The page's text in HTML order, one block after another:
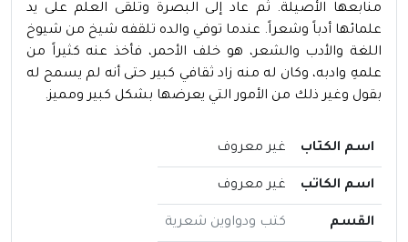
منابعها الأصيلة. ثم عاد إلى البصرة وتلقى العلم على يد
علمائها أدباً وشعراً. عندما توفي والده تلقفه شيخ من شيوخ
اللغة والأدب والشعر، هو خلف الأحمر، فأخذ عنه كثيراً من
علمهِ وادبه، وكان له منه زاد ثقافي كبير حتى أنه لم يسمح له
بقول وغير ذلك من الأمور التي يعرضها بشكل كبير ومميز.
اسم الكتاب غير معروف
اسم الكاتب غير معروف
القسم كتب ودواوين شعرية